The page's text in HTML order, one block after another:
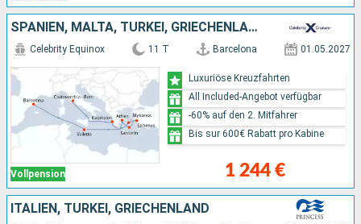
SPANIEN, MALTA, TÜRKEI, GRIECHENLAND, ITALIEN
Vollpension
Celebrity Equinox 11 T Barcelona 01.05.2027
1 244 €
Luxuriöse Kreuzfahrten
All Included-Angebot verfügbar
-60% auf den 2. Mitfahrer
Bis sur 600€ Rabatt pro Kabine
ITALIEN, TÜRKEI, GRIECHENLAND